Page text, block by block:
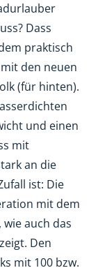
Dass
praktisch
den neuen
(für hinten).
und einen
mit
an die
ist: Die
mit dem
auch das
Den
mit 100 bzw.